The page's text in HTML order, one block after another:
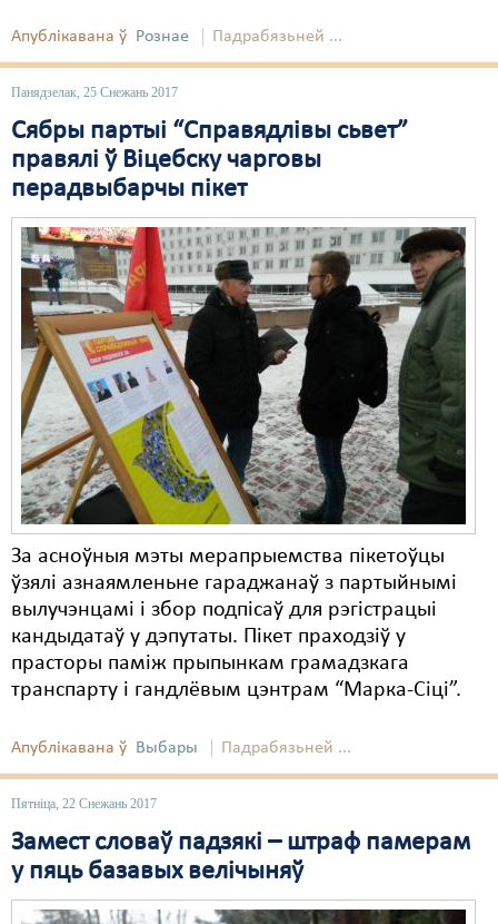
Апублікавана ў Рознае Падрабязьней ...
Панядзелак, 25 Снежань 2017
Сябры партыі “Справядлівы сьвет”
правялі ў Віцебску чарговы
перадвыбарчы пікет
За асноўныя мэты мерапрыемства пікетоўцы
ўзялі азнаямленьне гараджанаў з партыйнымі
вылучэнцамі і збор подпісаў для рэгістрацыі
кандыдатаў у дэпутаты. Пікет праходзіў у
прасторы паміж прыпынкам грамадзкага
транспарту і гандлёвым цэнтрам “Марка-Сіці”.
Апублікавана ў Выбары Падрабязьней ...
Пятніца, 22 Снежань 2017
Замест словаў падзякі – штраф памерам
у пяць базавых велічыняў